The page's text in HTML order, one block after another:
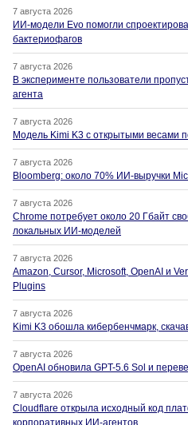
7 августа 2026
ИИ-модели Evo помогли
бактериофагов
7 августа 2026
В эксперименте пользователи
агента
7 августа 2026
Модель Kimi K3 с открытыми весами
7 августа 2026
Bloomberg: около 70% ИИ-выручки
7 августа 2026
Chrome потребует около 20 Гбайт
локальных ИИ-моделей
7 августа 2026
Amazon, Cursor, Microsoft, OpenAI и
Plugins
7 августа 2026
Kimi K3 обошла кибербенчмарк,
7 августа 2026
OpenAI обновила GPT-5.6 Sol и
7 августа 2026
Cloudflare открыла исходный код
корпоративных ИИ-агентов